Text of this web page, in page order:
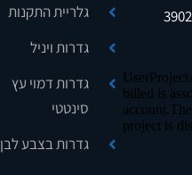
גלריית התקנות
גדרות ויניל
גדרות דמוי עץ
סינטטי
גדרות בצבע לבן